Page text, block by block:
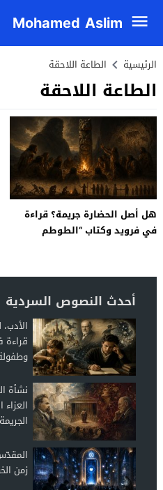
Mohamed Aslim
الرئيسية الطاعة اللاحقة
الطاعة اللاحقة
هل أصل الحضارة جريمة؟ قراءة
في فرويد وكتاب “الطوطم
أحدث النصوص السردية
قراءة
نشأة
زمن